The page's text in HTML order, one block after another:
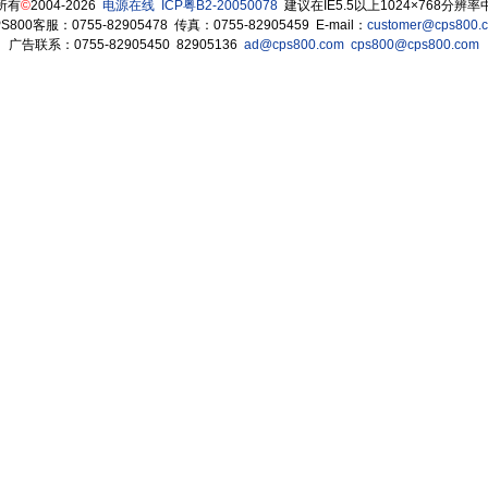
有©2004-2026 电源在线 ICP粤B2-20050078 建议在IE5.5以上1024×768分辨率
客服：0755-82905478 传真：0755-82905459 E-mail：
广告联系：0755-82905450 82905136 ad@cps800.com cps800@cps800.com